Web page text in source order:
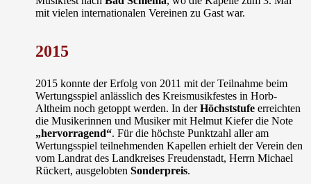
mit vielen internationalen Vereinen zu Gast war.
2015
2015 konnte der Erfolg von 2011 mit der Teilnahme beim
Wertungsspiel anlässlich des Kreismusikfestes in Horb-
Altheim noch getoppt werden. In derHöchststufe erreichten
die Musikerinnen und Musiker mit Helmut Kiefer die Note
„hervorragend“. Für die höchste Punktzahl aller am
Wertungsspiel teilnehmenden Kapellen erhielt der Verein den
vom Landrat des Landkreises Freudenstadt, Herrn Michael
Rückert, ausgelobtenSonderpreis.